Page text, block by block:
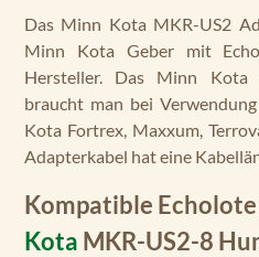
Das Minn Kota MKR-US2
Minn Kota Geber mit
Hersteller. Das Minn Kota
braucht man bei
Kota Fortrex, Maxxum,
Adapterkabel hat eine
Kompatible
Kota MKR-US2-8